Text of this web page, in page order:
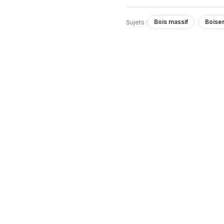
Sujets : Bois massif